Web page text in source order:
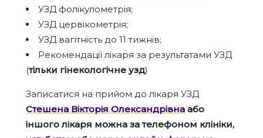
УЗД фолікулометрія;
УЗД цервікометрія;
УЗД вагітність до 11 тижнів;
Рекомендації лікаря за результатами УЗД
(тільки гінекологічне узд)
Записатися на прийом до лікаря УЗД
Стешена Вікторія Олександрівна або
іншого лікаря можна за телефоном клініки,